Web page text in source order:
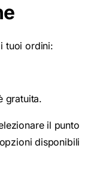
tuoi ordini:
gratuita.
il punto
disponibili